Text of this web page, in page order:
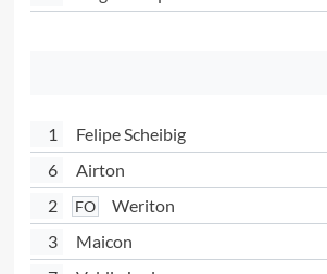
1
Felipe Scheibig
6
Airton
2 FO
Weriton
3
Maicon